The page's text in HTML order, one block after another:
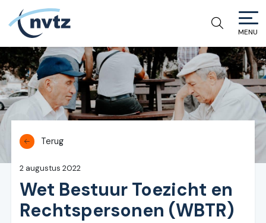
NVTZ
MENU
Terug
2 augustus 2022
Wet Bestuur Toezicht en
Rechtspersonen (WBTR)